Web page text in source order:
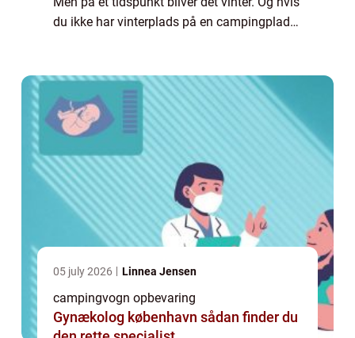
du ikke har vinterplads på en campingplads,
05 july 2026 Linnea Jensen
campingvogn opbevaring
Gynækolog københavn sådan finder du